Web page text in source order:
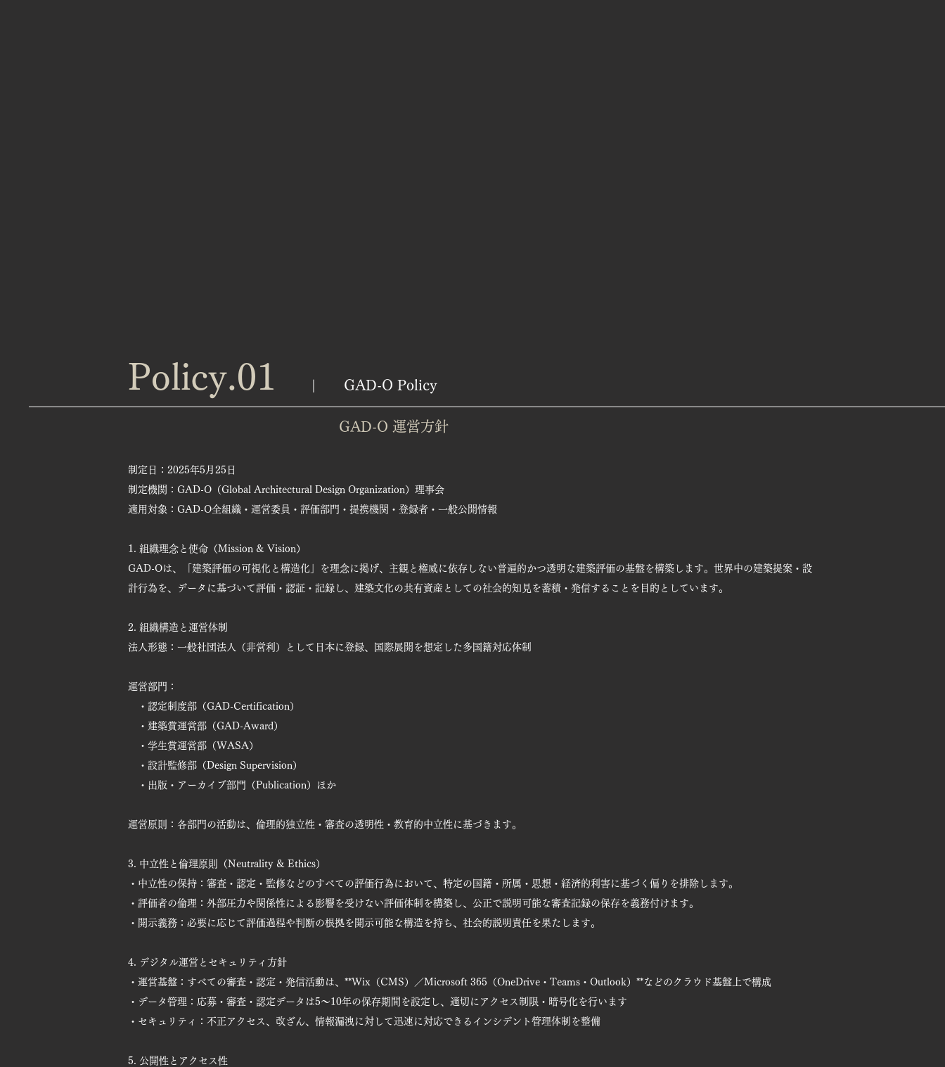
Policy.01 | GAD-O Policy
GAD-O 運営方針
制定日：2025年5月25日
制定機関：GAD-O（Global Architectural Design Organization）理事会
適用対象：GAD-O全組織・運営委員・評価部門・提携機関・登録者・一般公開情報
1. 組織理念と使命（Mission & Vision）
GAD-Oは、「建築評価の可視化と構造化」を理念に掲げ、主観と権威に依存しない普遍的かつ透明な建築評価の基盤を構築します。世界中の建築提案・設
計行為を、データに基づいて評価・認証・記録し、建築文化の共有資産としての社会的知見を蓄積・発信することを目的としています。
2. 組織構造と運営体制
法人形態：一般社団法人（非営利）として日本に登録、国際展開を想定した多国籍対応体制
運営部門：
・認定制度部（GAD-Certification）
・建築賞運営部（GAD-Award）
・学生賞運営部（WASA）
・設計監修部（Design Supervision）
・出版・アーカイブ部門（Publication）ほか
運営原則：各部門の活動は、倫理的独立性・審査の透明性・教育的中立性に基づきます。
3. 中立性と倫理原則（Neutrality & Ethics）
・中立性の保持：審査・認定・監修などのすべての評価行為において、特定の国籍・所属・思想・経済的利害に基づく偏りを排除します。
・評価者の倫理：外部圧力や関係性による影響を受けない評価体制を構築し、公正で説明可能な審査記録の保存を義務付けます。
・開示義務：必要に応じて評価過程や判断の根拠を開示可能な構造を持ち、社会的説明責任を果たします。
4. デジタル運営とセキュリティ方針
・運営基盤：すべての審査・認定・発信活動は、**Wix（CMS）／Microsoft 365（OneDrive・Teams・Outlook）**などのクラウド基盤上で構成
・データ管理：応募・審査・認定データは5～10年の保存期間を設定し、適切にアクセス制限・暗号化を行います
・セキュリティ：不正アクセス、改ざん、情報漏洩に対して迅速に対応できるインシデント管理体制を整備
5. 公開性とアクセス性